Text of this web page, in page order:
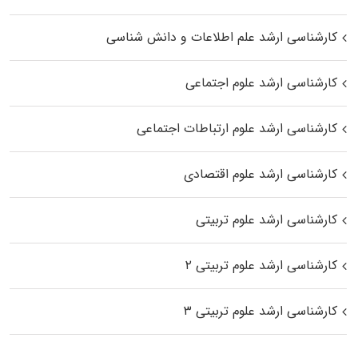
کارشناسی ارشد علم اطلاعات و دانش شناسی
کارشناسی ارشد علوم اجتماعی
کارشناسی ارشد علوم ارتباطات اجتماعی
کارشناسی ارشد علوم اقتصادی
کارشناسی ارشد علوم تربیتی
کارشناسی ارشد علوم تربیتی ۲
کارشناسی ارشد علوم تربیتی ۳